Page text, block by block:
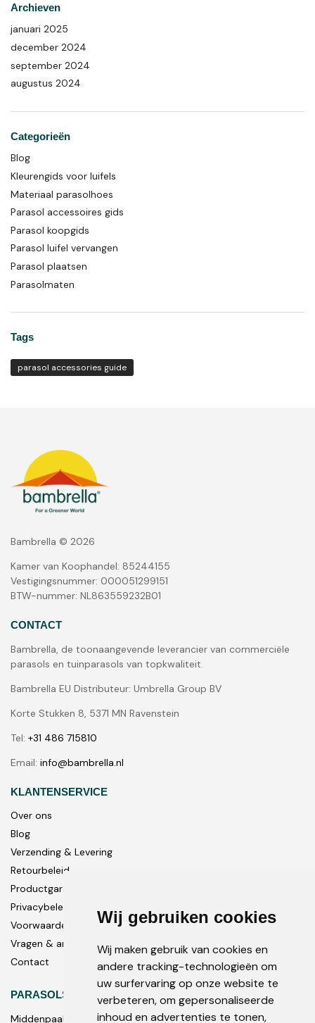
Wij gebruiken cookies
Wij maken gebruik van cookies en
andere tracking-technologieën om
uw surfervaring op onze website te
verbeteren, om gepersonaliseerde
inhoud en advertenties te tonen,
Archieven
januari 2025
december 2024
september 2024
augustus 2024
Categorieën
Blog
Kleurengids voor luifels
Materiaal parasolhoes
Parasol accessoires gids
Parasol koopgids
Parasol luifel vervangen
Parasol plaatsen
Parasolmaten
Tags
parasol accessories guide
Bambrella © 2026
Kamer van Koophandel: 85244155
Vestigingsnummer: 000051299151
BTW-nummer: NL863559232B01
CONTACT
Bambrella, de toonaangevende leverancier van commerciële
parasols en tuinparasols van topkwaliteit.
Bambrella EU Distributeur: Umbrella Group BV
Korte Stukken 8, 5371 MN Ravenstein
Tel: +31 486 715810
Email: info@bambrella.nl
KLANTENSERVICE
Over ons
Blog
Verzending & Levering
Retourbeleid
Productgarantie
Privacybeleid
Voorwaarden
Vragen & antwoorden
Contact
PARASOLS
Middenpaal